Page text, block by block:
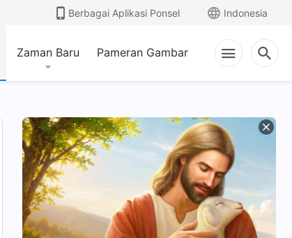
Berbagai Aplikasi Ponsel Indonesia
Zaman Baru Pameran Gambar